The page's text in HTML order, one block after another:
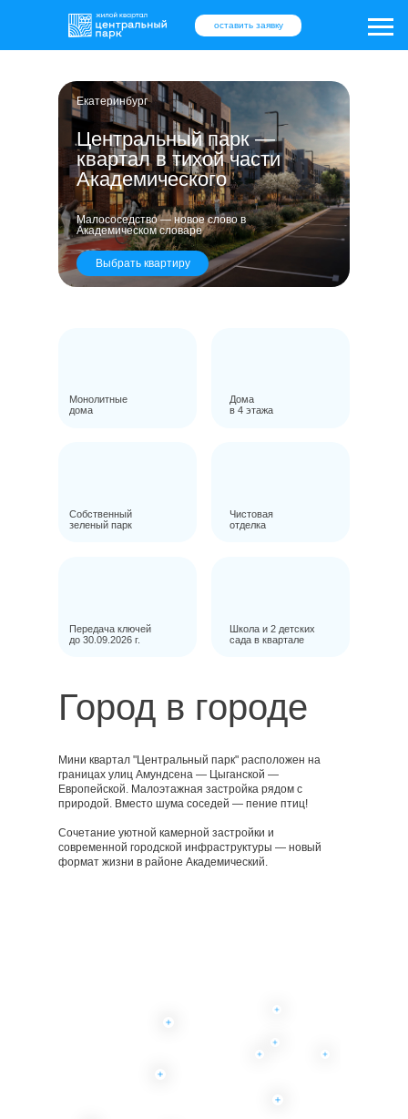
оставить заявку
оставить заявку
Центральный парк —
квартал в тихой части
Академического
Екатеринбург
Малососедство — новое слово в
Академическом словаре
Выбрать квартиру
Монолитные
дома
Дома
в 4 этажа
Собственный
зеленый парк
Чистовая
отделка
Передача ключей
до 30.09.2026 г.
Школа и 2 детских
сада в квартале
Город в городе
Мини квартал "Центральный парк" расположен на
границах улиц Амундсена — Цыганской —
Европейской. Малоэтажная застройка рядом с
природой. Вместо шума соседей — пение птиц!
Сочетание уютной камерной застройки и
современной городской инфраструктуры — новый
формат жизни в районе Академический.